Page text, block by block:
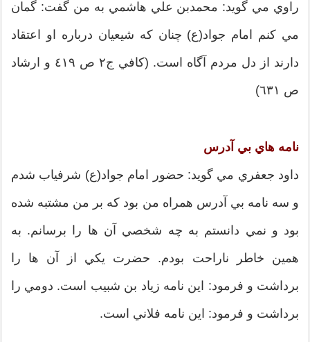
راوي مي گويد: محمدبن علي هاشمي به من گفت: گمان
مي كنم امام جواد(ع) چنان كه شيعيان درباره او اعتقاد
دارند از دل مردم آگاه است. (كافي ج٢ ص ٤١٩ و ارشاد
ص ٦٣١)
نامه هاي بي آدرس
داود جعفري مي گويد: حضور امام جواد(ع) شرفياب شدم
و سه نامه بي آدرس همراه من بود كه بر من مشتبه شده
بود و نمي دانستم به چه شخصي آن ها را برسانم. به
همين خاطر ناراحت بودم. حضرت يكي از آن ها را
برداشت و فرمود: اين نامه زياد بن شبيب است. دومي را
برداشت و فرمود: اين نامه فلاني است.